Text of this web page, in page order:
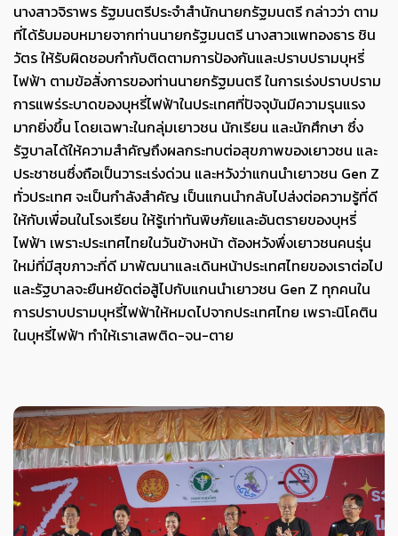
นางสาวจิราพร รัฐมนตรีประจำสำนักนายกรัฐมนตรี กล่าวว่า ตาม
ที่ได้รับมอบหมายจากท่านนายกรัฐมนตรี นางสาวแพทองธาร ชิน
วัตร ให้รับผิดชอบกำกับติดตามการป้องกันและปราบปรามบุหรี่
ไฟฟ้า ตามข้อสั่งการของท่านนายกรัฐมนตรี ในการเร่งปราบปราม
การแพร่ระบาดของบุหรี่ไฟฟ้าในประเทศที่ปัจจุบันมีความรุนแรง
มากยิ่งขึ้น โดยเฉพาะในกลุ่มเยาวชน นักเรียน และนักศึกษา ซึ่ง
รัฐบาลได้ให้ความสำคัญถึงผลกระทบต่อสุขภาพของเยาวชน และ
ประชาชนซึ่งถือเป็นวาระเร่งด่วน และหวังว่าแกนนำเยาวชน Gen Z
ทั่วประเทศ จะเป็นกำลังสำคัญ เป็นแกนนำกลับไปส่งต่อความรู้ที่ดี
ให้กับเพื่อนในโรงเรียน ให้รู้เท่าทันพิษภัยและอันตรายของบุหรี่
ไฟฟ้า เพราะประเทศไทยในวันข้างหน้า ต้องหวังพึ่งเยาวชนคนรุ่น
ใหม่ที่มีสุขภาวะที่ดี มาพัฒนาและเดินหน้าประเทศไทยของเราต่อไป
และรัฐบาลจะยืนหยัดต่อสู้ไปกับแกนนำเยาวชน Gen Z ทุกคนใน
การปราบปรามบุหรี่ไฟฟ้าให้หมดไปจากประเทศไทย เพราะนิโคติน
ในบุหรี่ไฟฟ้า ทำให้เราเสพติด-จน-ตาย